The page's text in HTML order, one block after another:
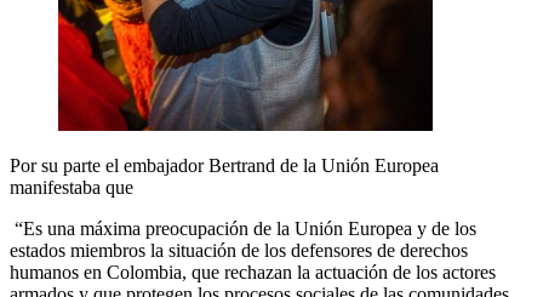
Por su parte el embajador Bertrand de la Unión Europea
manifestaba que
“Es una máxima preocupación de la Unión Europea y de los
estados miembros la situación de los defensores de derechos
humanos en Colombia, que rechazan la actuación de los actores